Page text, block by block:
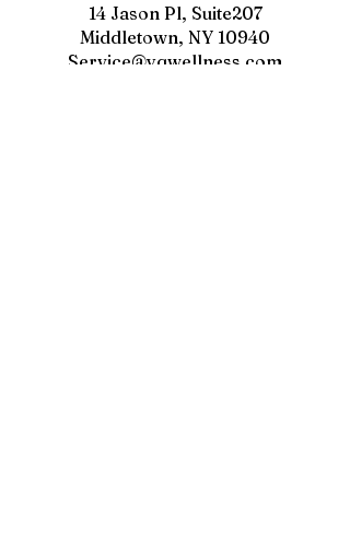
14 Jason Pl, Suite207
Middletown, NY 10940
Service@yqwellness.com